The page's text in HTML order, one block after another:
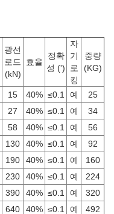
광선
로드
(kN)
효율
정확
성 (')
자
기
로
킹
중량
(KG)
15 40% ≤0.1 예
25
27 40% ≤0.1 예
34
58 40% ≤0.1 예
56
130 40% ≤0.1 예
92
190 40% ≤0.1 예
160
230 40% ≤0.1 예
224
390 40% ≤0.1 예
320
640 40% ≤0.1 예
492